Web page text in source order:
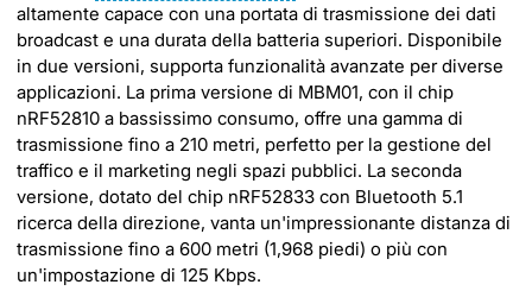
altamente capace con una portata di trasmissione dei dati
broadcast e una durata della batteria superiori. Disponibile
in due versioni, supporta funzionalità avanzate per diverse
applicazioni. La prima versione di MBM01, con il chip
nRF52810 a bassissimo consumo, offre una gamma di
trasmissione fino a 210 metri, perfetto per la gestione del
traffico e il marketing negli spazi pubblici. La seconda
versione, dotato del chip nRF52833 con Bluetooth 5.1
ricerca della direzione, vanta un'impressionante distanza di
trasmissione fino a 600 metri (1,968 piedi) o più con
un'impostazione di 125 Kbps.